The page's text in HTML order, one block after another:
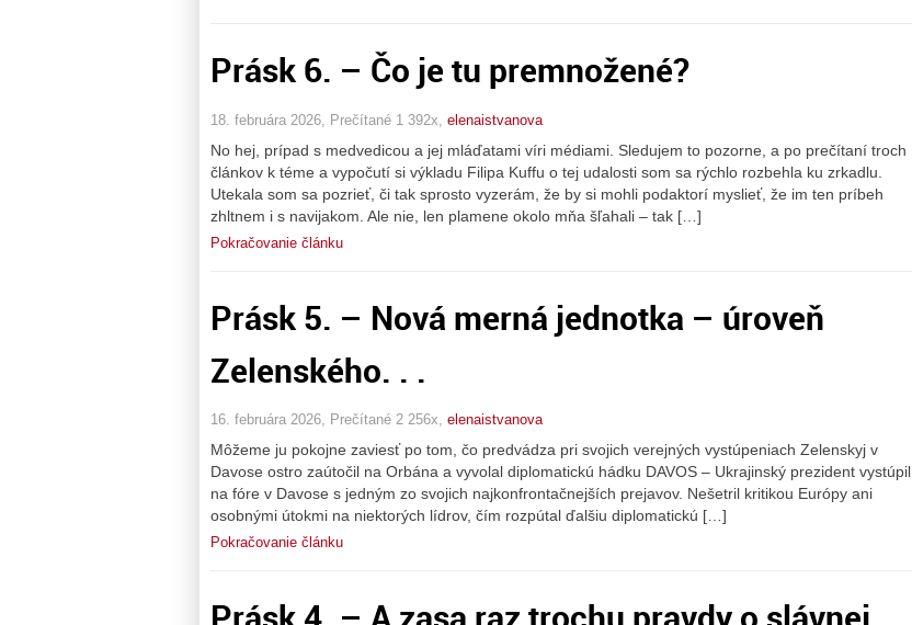
Prásk 6. – Čo je tu premnožené?
18. februára 2026, Prečítané 1 392x, elenaistvanova
No hej, prípad s medvedicou a jej mláďatami víri médiami. Sledujem to pozorne, a po prečítaní troch
článkov k téme a vypočutí si výkladu Filipa Kuffu o tej udalosti som sa rýchlo rozbehla ku zrkadlu.
Utekala som sa pozrieť, či tak sprosto vyzerám, že by si mohli podaktorí myslieť, že im ten príbeh
zhltnem i s navijakom. Ale nie, len plamene okolo mňa šľahali – tak […]
Pokračovanie článku
Prásk 5. – Nová merná jednotka – úroveň
Zelenského. . .
16. februára 2026, Prečítané 2 256x, elenaistvanova
Môžeme ju pokojne zaviesť po tom, čo predvádza pri svojich verejných vystúpeniach Zelenskyj v
Davose ostro zaútočil na Orbána a vyvolal diplomatickú hádku DAVOS – Ukrajinský prezident vystúpil
na fóre v Davose s jedným zo svojich najkonfrontačnejších prejavov. Nešetril kritikou Európy ani
osobnými útokmi na niektorých lídrov, čím rozpútal ďalšiu diplomatickú […]
Pokračovanie článku